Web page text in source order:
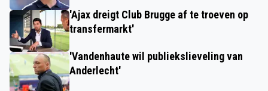
'Ajax dreigt Club Brugge af te troeven op
transfermarkt'
'Vandenhaute wil publiekslieveling van
Anderlecht'